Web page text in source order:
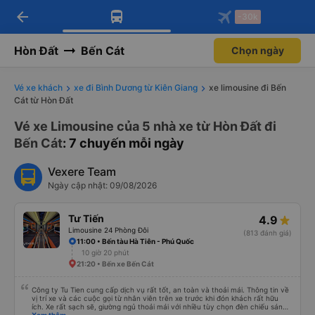
Tải app Vexere ngay!
Nhận ưu đãi thành viên độc
Mở app
Tải app Vexere
-30k/ghế khi đặt vé máy bay qua
Mở app
arrow_back -30k
Hòn Đất Bến Cát Chọn ngày
Vé xe khách xe đi Bình Dương từ Kiên Giang
xe limousine đi Bến
Cát từ Hòn Đất
Vé xe Limousine của 5 nhà xe từ Hòn Đất đi
Bến Cát: 7 chuyến mỗi ngày
Vexere Team
Ngày cập nhật: 09/08/2026
Tư Tiến
Limousine 24 Phòng Đôi
4.9
(813 đánh giá)
11:00 • Bến tàu Hà Tiên - Phú Quốc
10 giờ 20 phút
21:20 • Bến xe Bến Cát
Công ty Tu Tien cung cấp dịch vụ rất tốt, an toàn và thoải mái. Thông tin về
vị trí xe và các cuộc gọi từ nhân viên trên xe trước khi đón khách rất hữu
ích. Xe rất sạch sẽ, giường ngủ thoải mái với nhiều tùy chọn đèn chiếu sáng